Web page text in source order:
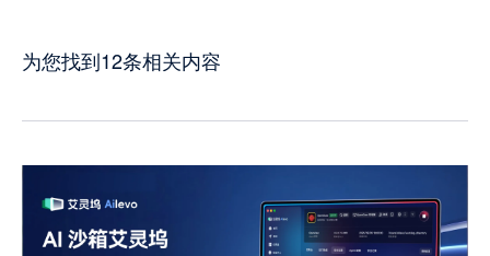
为您找到12条相关内容